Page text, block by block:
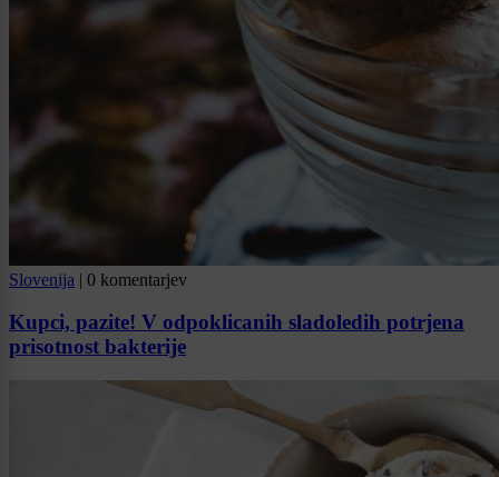
Slovenija | 0 komentarjev
Kupci, pazite! V odpoklicanih sladoledih potrjena
prisotnost bakterije